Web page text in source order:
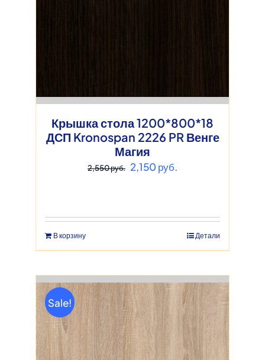
Крышка стола 1200*800*18
ДСП Kronospan 2226 PR Венге
Магия
2,550руб. Первоначальная
2,550 руб..
2,150руб.
В корзину Детали
Sale!